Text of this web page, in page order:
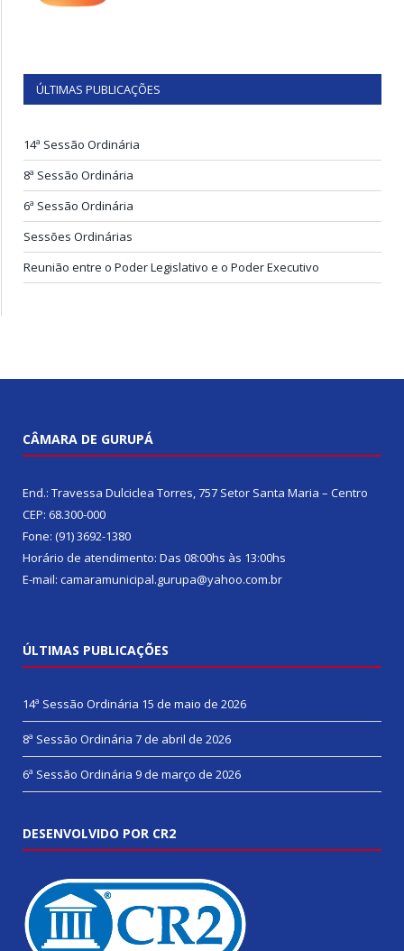
ÚLTIMAS PUBLICAÇÕES
14ª Sessão Ordinária
8ª Sessão Ordinária
6ª Sessão Ordinária
Sessões Ordinárias
Reunião entre o Poder Legislativo e o Poder Executivo
CÂMARA DE GURUPÁ
End.: Travessa Dulciclea Torres, 757 Setor Santa Maria – Centro
CEP: 68.300-000
Fone: (91) 3692-1380
Horário de atendimento: Das 08:00hs às 13:00hs
E-mail: camaramunicipal.gurupa@yahoo.com.br
ÚLTIMAS PUBLICAÇÕES
14ª Sessão Ordinária 15 de maio de 2026
8ª Sessão Ordinária 7 de abril de 2026
6ª Sessão Ordinária 9 de março de 2026
DESENVOLVIDO POR CR2